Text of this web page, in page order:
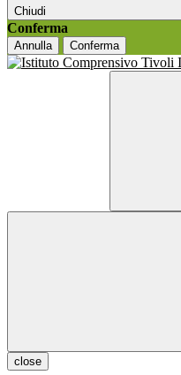
Chiudi
Conferma
Annulla Conferma
close